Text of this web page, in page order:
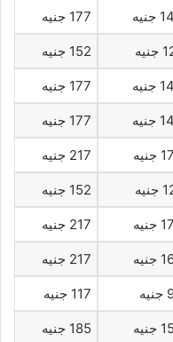
177 جنيه
152 جنيه
177 جنيه
177 جنيه
217 جنيه
152 جنيه
217 جنيه
217 جنيه
117 جنيه
185 جنيه